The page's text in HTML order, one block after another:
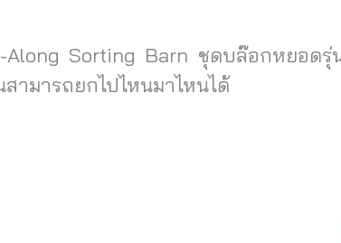
Along Sorting Barn ชุดบล๊อกหยอดรุ่
ามารถยกไปไหนมาไหนได้